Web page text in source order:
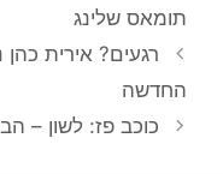
תומאס שלינג
רגעים? אירית
החדשה
כוכב פז: לשון –